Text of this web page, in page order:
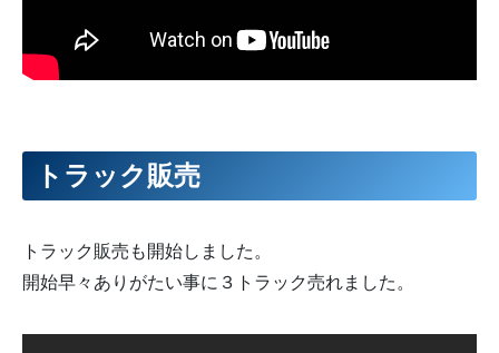
トラック販売
トラック販売も開始しました。
開始早々ありがたい事に３トラック売れました。